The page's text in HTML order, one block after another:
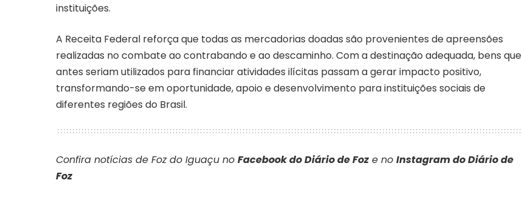
instituições.
A Receita Federal reforça que todas as mercadorias doadas são provenientes de apreensões
realizadas no combate ao contrabando e ao descaminho. Com a destinação adequada, bens que
antes seriam utilizados para financiar atividades ilícitas passam a gerar impacto positivo,
transformando-se em oportunidade, apoio e desenvolvimento para instituições sociais de
diferentes regiões do Brasil.
Confira notícias de Foz do Iguaçu no Facebook do Diário de Foz e no Instagram do Diário de
Foz